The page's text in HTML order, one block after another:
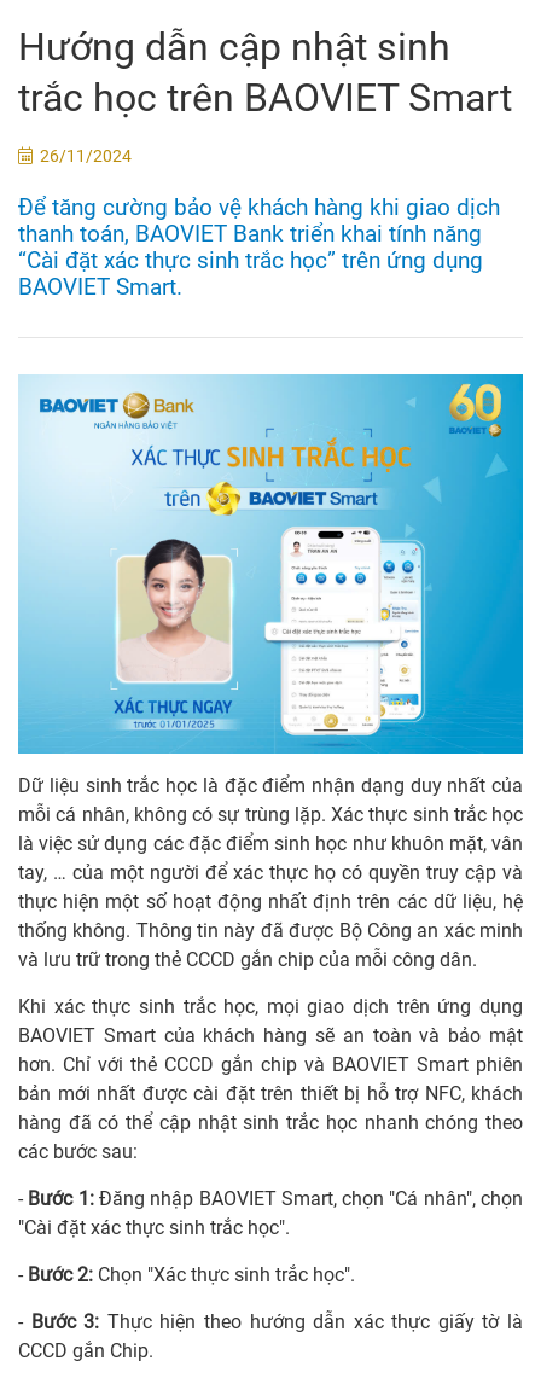
Hướng dẫn cập nhật sinh
trắc học trên BAOVIET Smart
26/11/2024
Để tăng cường bảo vệ khách hàng khi giao dịch
thanh toán, BAOVIET Bank triển khai tính năng
“Cài đặt xác thực sinh trắc học” trên ứng dụng
BAOVIET Smart.
Dữ liệu sinh trắc học là đặc điểm nhận dạng duy nhất của
mỗi cá nhân, không có sự trùng lặp. Xác thực sinh trắc học
là việc sử dụng các đặc điểm sinh học như khuôn mặt, vân
tay, … của một người để xác thực họ có quyền truy cập và
thực hiện một số hoạt động nhất định trên các dữ liệu, hệ
thống không. Thông tin này đã được Bộ Công an xác minh
và lưu trữ trong thẻ CCCD gắn chip của mỗi công dân.
Khi xác thực sinh trắc học, mọi giao dịch trên ứng dụng
BAOVIET Smart của khách hàng sẽ an toàn và bảo mật
hơn. Chỉ với thẻ CCCD gắn chip và BAOVIET Smart phiên
bản mới nhất được cài đặt trên thiết bị hỗ trợ NFC, khách
hàng đã có thể cập nhật sinh trắc học nhanh chóng theo
các bước sau:
- Bước 1:Đăng nhập BAOVIET Smart, chọn "Cá nhân", chọn
"Cài đặt xác thực sinh trắc học".
- Bước 2: Chọn "Xác thực sinh trắc học".
- Bước 3: Thực hiện theo hướng dẫn xác thực giấy tờ là
CCCD gắn Chip.